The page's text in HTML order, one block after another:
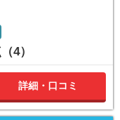
4）
詳細・口コミ